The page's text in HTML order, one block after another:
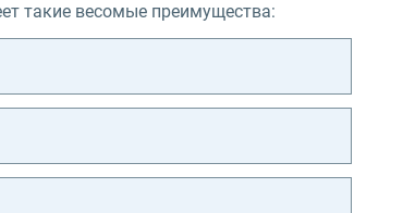
такие весомые преимущества: